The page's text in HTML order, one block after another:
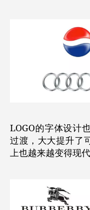
LOGO的字体设计
过渡，大大提升了
上也越来越变得现